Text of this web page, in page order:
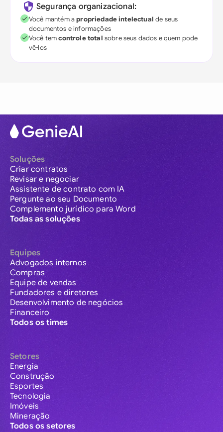
Segurança organizacional:
Você mantém apropriedade intelectual de seus
documentos e informações
Você temcontrole total sobre seus dados e quem pode
vê-los
Soluções
Criar contratos
Revisar e negociar
Assistente de contrato com IA
Pergunte ao seu Documento
Complemento jurídico para Word
Todas as soluções
Equipes
Advogados internos
Compras
Equipe de vendas
Fundadores e diretores
Desenvolvimento de negócios
Financeiro
Todos os times
Setores
Energia
Construção
Esportes
Tecnologia
Imóveis
Mineração
Todos os setores